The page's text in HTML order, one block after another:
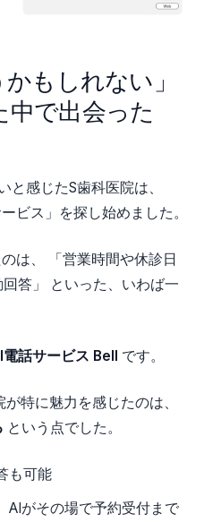
もしれない」
中で出会った
と感じたS歯科医院は、
ビス」を探し始めました。
は、 「営業時間や休診日
答」 といった、いわば一
話サービス Bell です。
特に魅力を感じたのは、
という点でした。
も可能
AIがその場で予約受付まで